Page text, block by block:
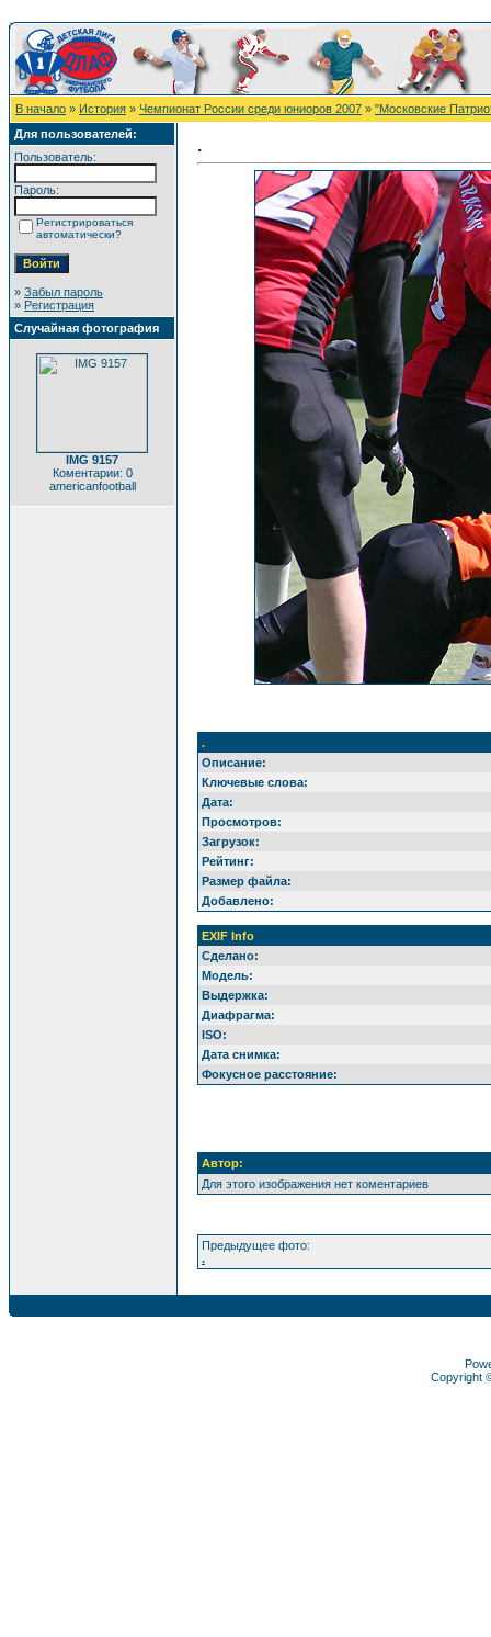
В начало » История » Чемпионат России среди юниоров 2007 » "Московские
Для пользователей:
Пользователь:
Пароль:
Регистрироваться
автоматически?
» Забыл пароль
» Регистрация
Случайная фотография
IMG 9157
Коментарии: 0
americanfootball
.
.
Описание:
Ключевые слова:
Дата:
Просмотров:
Загрузок:
Рейтинг:
Размер файла:
Добавлено:
EXIF Info
Сделано:
Модель:
Выдержка:
Диафрагма:
ISO:
Дата снимка:
Фокусное расстояние:
Автор:
Для этого изображения нет коментариев
Предыдущее фото:
.
Copyright